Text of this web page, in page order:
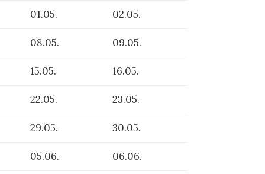
01.05. 02.05.
08.05. 09.05.
15.05. 16.05.
22.05. 23.05.
29.05. 30.05.
05.06. 06.06.